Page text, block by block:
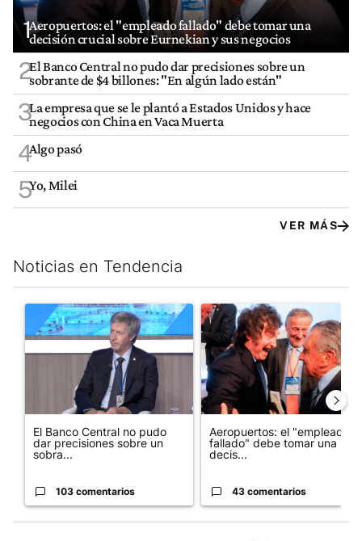
1Aeropuertos: el "empleado fallado" debe tomar una
decisión crucial sobre Eurnekian y sus negocios
2El Banco Central no pudo dar precisiones sobre un
sobrante de $4 billones: "En algún lado están"
3La empresa que se le plantó a Estados Unidos y hace
negocios con China en Vaca Muerta
4Algo pasó
5Yo, Milei
VER MÁS
Noticias en Tendencia
Este listado muestra los artículos con más comentarios en los
Un artículo de tendencia con el título "El Banco Central no
El Banco Central no pudo
dar precisiones sobre un
sobra...
103 comentarios
Un artículo de tendencia con
Aeropuertos: el "empleado
fallado" debe tomar una
decis...
43 comentarios